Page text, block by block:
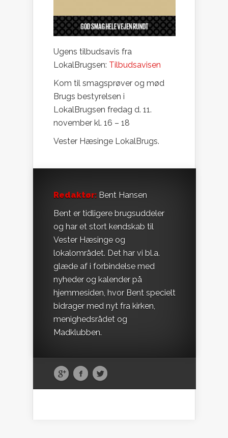
Ugens tilbudsavis fra
LokalBrugsen: Tilbudsavisen
Kom til smagsprøver og mød
Brugs bestyrelsen i
LokalBrugsen fredag d. 11.
november kl. 16 – 18
Vester Hæsinge LokalBrugs.
Redaktør: Bent Hansen
Bent er tidligere brugsuddeler
og har et stort kendskab til
Vester Hæsinge og
lokalområdet. Det har vi bl.a.
glæde af i forbindelse med
nyheder og kalender på
hjemmesiden, hvor Bent specielt
bidrager med nyt fra kirken,
menighedsrådet og
Madklubben.